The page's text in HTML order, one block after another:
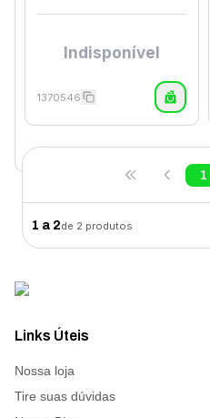
Indisponível
1370546
1
1 a 2de 2 produtos
Links Úteis
Nossa loja
Tire suas dúvidas